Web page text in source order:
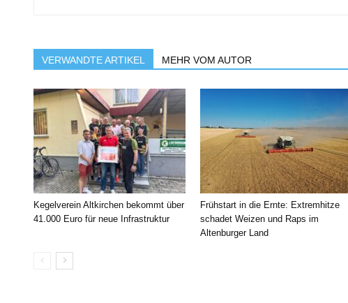
VERWANDTE ARTIKEL MEHR VOM AUTOR
Kegelverein Altkirchen bekommt über
41.000 Euro für neue Infrastruktur
Frühstart in die Ernte: Extremhitze
schadet Weizen und Raps im
Altenburger Land